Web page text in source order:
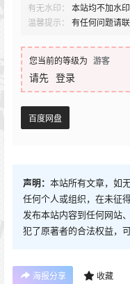
有无水印：
本站均不加水印
温馨提示：
有任何问题请
您当前的等级为 游客
请先 登录
百度网盘
声明： 本站所有文章，如
任何个人或组织，在未征
发布本站内容到任何网站
犯了原著者的合法权益，
海报分享 收藏